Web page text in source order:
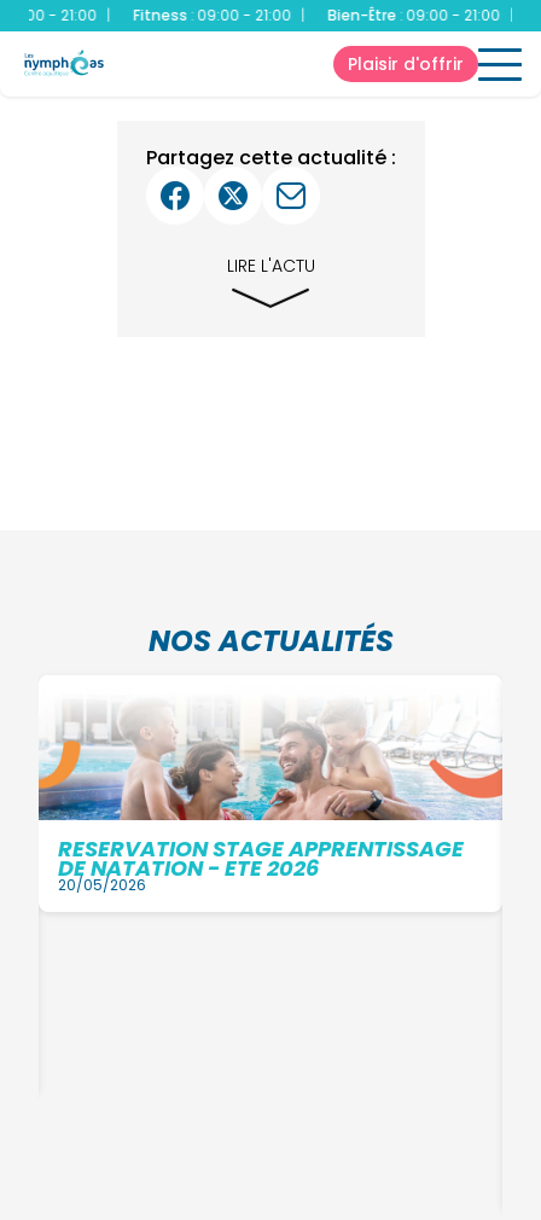
- 21:00 | Fitness:09:00 - 21:00 | Bien-Être:09:00 - 21:00 |
Plaisir d'offrir
Partagez cette actualité :
LIRE L'ACTU
NOS ACTUALITÉS
RESERVATION STAGE APPRENTISSAGE
DE NATATION - ETE 2026
20/05/2026